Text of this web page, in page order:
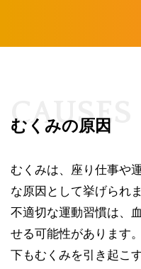
むくみの原因
CAUSE
むくみは、座り仕事や
な原因として挙げられ
不適切な運動習慣は、
せる可能性があります
下もむくみを引き起こ